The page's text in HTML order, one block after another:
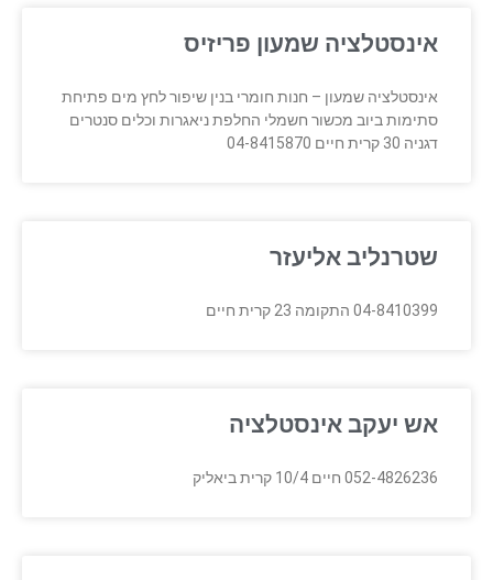
אינסטלציה שמעון פריזיס
אינסטלציה שמעון – חנות חומרי בנין שיפור לחץ מים פתיחת
סתימות ביוב מכשור חשמלי החלפת ניאגרות וכלים סנטרים
דגניה 30 קרית חיים 04-8415870
שטרנליב אליעזר
04-8410399 התקומה 23 קרית חיים
אש יעקב אינסטלציה
052-4826236 חיים 10/4 קרית ביאליק